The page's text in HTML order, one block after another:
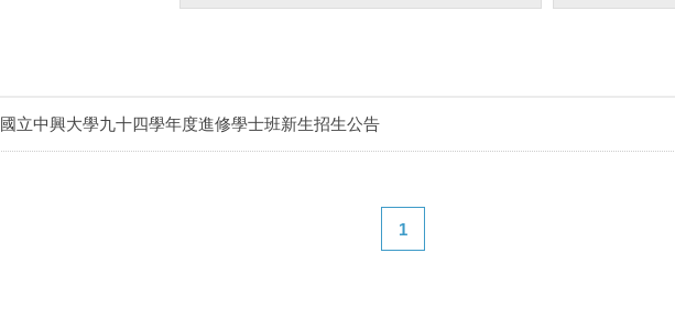
國立中興大學九十四學年度進修學士班新生招生公告
1